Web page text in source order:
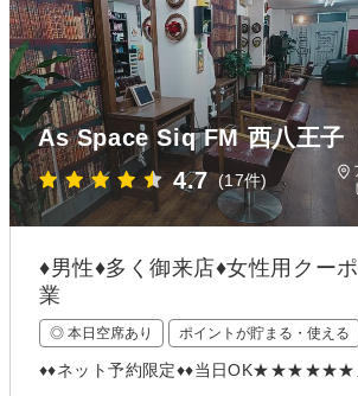
As Space Siq FM 西八王子
4.7 (17件)
♦男性♦多く御来店♦女性用クー
業
◎ 本日空席あり ポイントが貯まる・使える
♦♦ネット予約限定♦♦当日OK★★★★★★